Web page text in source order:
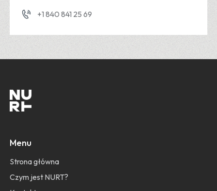
+1 840 841 25 69
Menu
Strona główna
Czym jest NURT?